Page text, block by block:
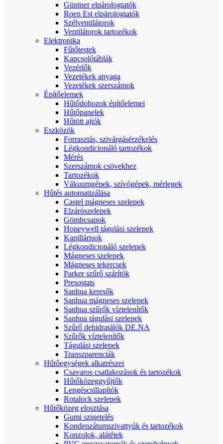
Güntner elpárologtatók
Roen Est elpárologtatók
Szélventilátorok
Ventilátorok tartozékok
Elektronika
Fűtőtestek
Kapcsolótáblák
Vezérlők
Vezetékek anyaga
Vezetékek szerszámok
Építőelemek
Hűtődobozok építőelemei
Hűtőpanelek
Hűtött ajtók
Eszközök
Forrasztás, szivárgásérzékelés
Légkondicionáló tartozékok
Mérés
Szerszámok csövekhez
Tartozékok
Vákuumgépek, szívógépek, mérlegek
Hűtés automatizálása
Castel mágneses szelepek
Elzárószelepek
Gömbcsapok
Honeywell tágulási szelepek
Kapillárisok
Légkondicionáló szelepek
Mágneses szelepek
Mágneses tekercsek
Parker szűrő szárítók
Presostats
Sanhua keresők
Sanhua mágneses szelepek
Sanhua szűrők víztelenítők
Sanhua tágulási szelepek
Szűrő dehidratálók DE.NA
Szűrők víztelenítők
Tágulási szelepek
Transzparenciák
Hűtőegységek alkatrészei
Csavaros csatlakozások és tartozékok
Hűtőközeggyűjtők
Lengéscsillapítók
Rotalock szelepek
Hűtőközeg elosztása
Gumi szigetelés
Kondenzátumszivattyúk és tartozékok
Konzolok, alátétek